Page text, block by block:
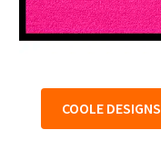
COOLE DESIGNS